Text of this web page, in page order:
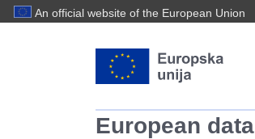
An official website of the European Union
European data